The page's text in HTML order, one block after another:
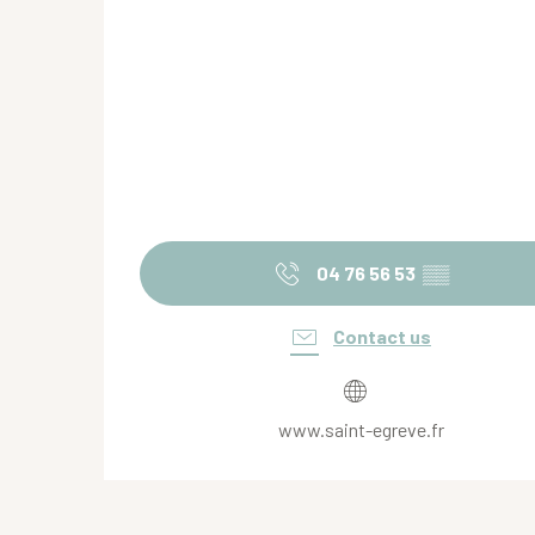
04 76 56 53 ▒▒
Contact us
www.saint-egreve.fr